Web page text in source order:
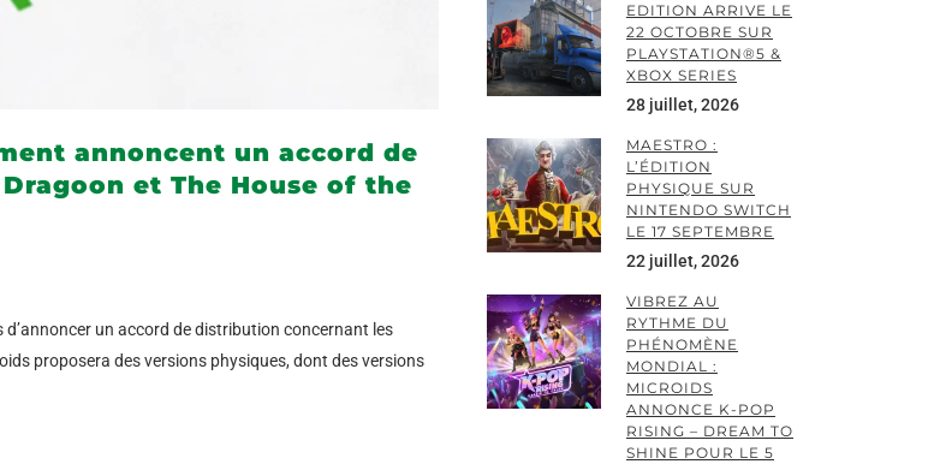
annoncent un accord de
et The House of the
un accord de distribution concernant les
proposera des versions physiques, dont des versions
EDITION ARRIVE LE
22 OCTOBRE SUR
PLAYSTATION®5 &
XBOX SERIES
28 juillet, 2026
MAESTRO :
L’ÉDITION
PHYSIQUE SUR
NINTENDO SWITCH
LE 17 SEPTEMBRE
22 juillet, 2026
VIBREZ AU
RYTHME DU
PHÉNOMÈNE
MONDIAL :
MICROIDS
ANNONCE K-POP
RISING – DREAM TO
SHINE POUR LE 5